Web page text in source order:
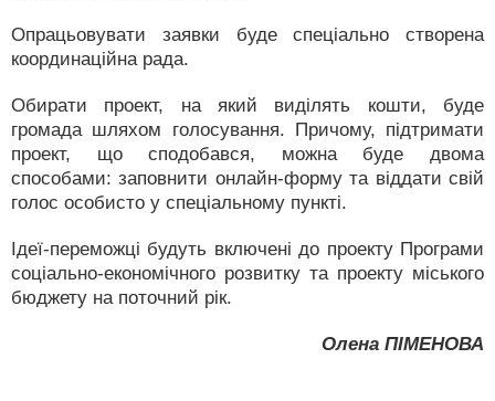
Опрацьовувати заявки буде спеціально створена
координаційна рада.
Обирати проект, на який виділять кошти, буде
громада шляхом голосування. Причому, підтримати
проект, що сподобався, можна буде двома
способами: заповнити онлайн-форму та віддати свій
голос особисто у спеціальному пункті.
Ідеї-переможці будуть включені до проекту Програми
соціально-економічного розвитку та проекту міського
бюджету на поточний рік.
Олена ПІМЕНОВА